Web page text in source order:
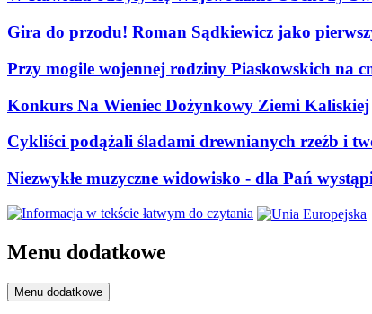
Gira do przodu! Roman Sądkiewicz jako
Przy mogile wojennej rodziny Piaskowskich na
Konkurs Na Wieniec Dożynkowy Ziemi Kaliskiej
Cykliści podążali śladami drewnianych rzeźb i
Niezwykłe muzyczne widowisko - dla Pań
Menu dodatkowe
Menu dodatkowe